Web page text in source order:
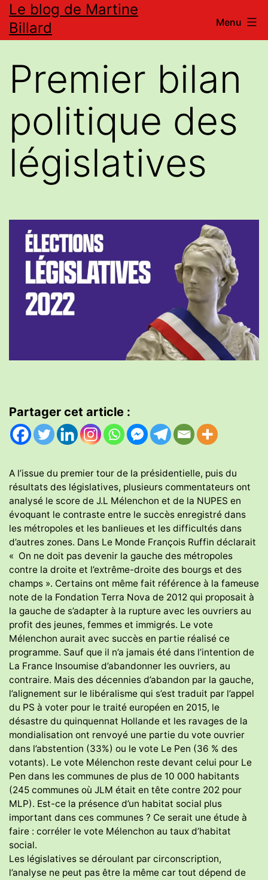
Aller
au
Le blog de Martine
Billard
Menu
Premier bilan
politique des
législatives
Partager cet article :
A l’issue du premier tour de la présidentielle, puis du
résultats des législatives, plusieurs commentateurs ont
analysé le score de J.L Mélenchon et de la NUPES en
évoquant le contraste entre le succès enregistré dans
les métropoles et les banlieues et les difficultés dans
d’autres zones. Dans Le Monde François Ruffin déclarait
« On ne doit pas devenir la gauche des métropoles
contre la droite et l’extrême-droite des bourgs et des
champs ». Certains ont même fait référence à la fameuse
note de la Fondation Terra Nova de 2012 qui proposait à
la gauche de s’adapter à la rupture avec les ouvriers au
profit des jeunes, femmes et immigrés. Le vote
Mélenchon aurait avec succès en partie réalisé ce
programme. Sauf que il n’a jamais été dans l’intention de
La France Insoumise d’abandonner les ouvriers, au
contraire. Mais des décennies d’abandon par la gauche,
l’alignement sur le libéralisme qui s’est traduit par l’appel
du PS à voter pour le traité européen en 2015, le
désastre du quinquennat Hollande et les ravages de la
mondialisation ont renvoyé une partie du vote ouvrier
dans l’abstention (33%) ou le vote Le Pen (36 % des
votants). Le vote Mélenchon reste devant celui pour Le
Pen dans les communes de plus de 10 000 habitants
(245 communes où JLM était en tête contre 202 pour
MLP). Est-ce la présence d’un habitat social plus
important dans ces communes ? Ce serait une étude à
faire : corréler le vote Mélenchon au taux d’habitat
social.
Les législatives se déroulant par circonscription,
l’analyse ne peut pas être la même car tout dépend de